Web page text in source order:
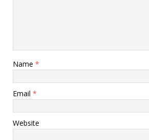
Name *
Email *
Website